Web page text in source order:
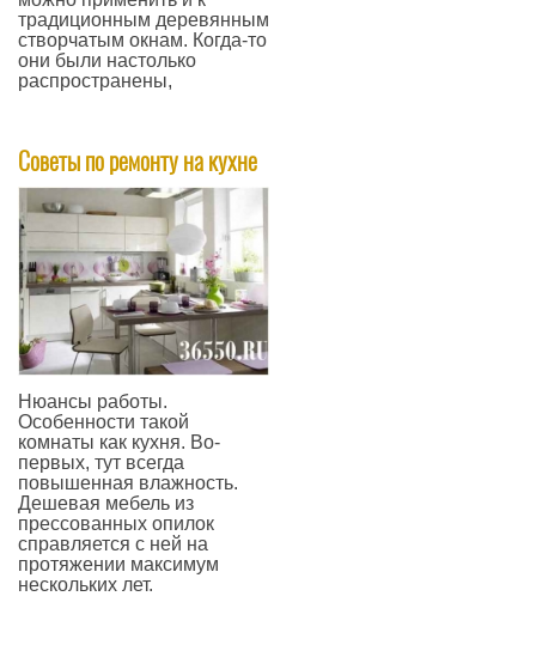
традиционным деревянным
створчатым окнам. Когда-то
они были настолько
распространены,
Советы по ремонту на кухне
Нюансы работы.
Особенности такой
комнаты как кухня. Во-
первых, тут всегда
повышенная влажность.
Дешевая мебель из
прессованных опилок
справляется с ней на
протяжении максимум
нескольких лет.